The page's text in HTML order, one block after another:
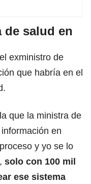
de salud en
exministro de
que habría en el
que la ministra de
en
y yo se lo
solo con 100 mil
ese sistema